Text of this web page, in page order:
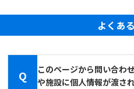
よくあ
Q
このページから問い合わ
や施設に個人情報が渡さ